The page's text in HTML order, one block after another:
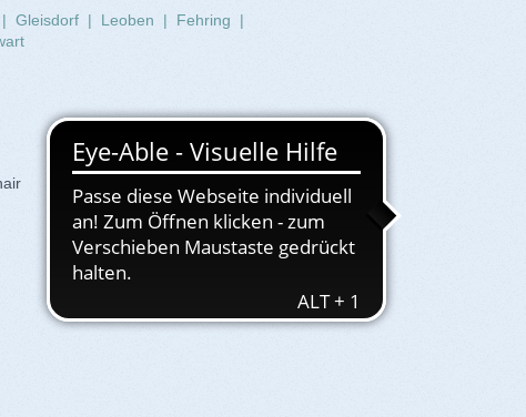
| Gleisdorf | Leoben | Fehring
|